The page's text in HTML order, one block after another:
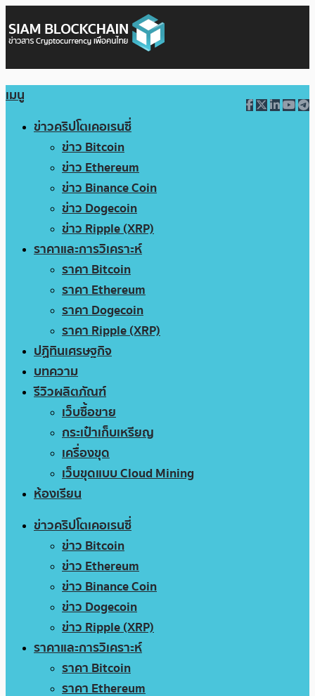
เมนู
ข่าวคริปโตเคอเรนซี่
ข่าว Bitcoin
ข่าว Ethereum
ข่าว Binance Coin
ข่าว Dogecoin
ข่าว Ripple (XRP)
ราคาและการวิเคราะห์
ราคา Bitcoin
ราคา Ethereum
ราคา Dogecoin
ราคา Ripple (XRP)
ปฏิทินเศรษฐกิจ
บทความ
รีวิวผลิตภัณฑ์
เว็บซื้อขาย
กระเป๋าเก็บเหรียญ
เครื่องขุด
เว็บขุดแบบ Cloud Mining
ห้องเรียน
ข่าวคริปโตเคอเรนซี่
ข่าว Bitcoin
ข่าว Ethereum
ข่าว Binance Coin
ข่าว Dogecoin
ข่าว Ripple (XRP)
ราคาและการวิเคราะห์
ราคา Bitcoin
ราคา Ethereum